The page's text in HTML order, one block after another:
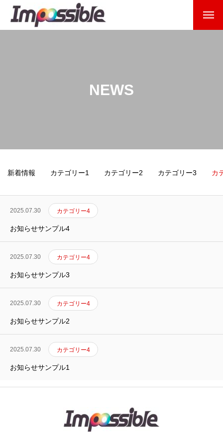
RECRUIT
COMPANY
お問い合わせ
TOP RECRUIT BUSINESS
NEWS
新着情報 カテゴリー1 カテゴリー2 カテゴリー3 カ
2025.07.30 カテゴリー4
お知らせサンプル4
2025.07.30 カテゴリー4
お知らせサンプル3
2025.07.30 カテゴリー4
お知らせサンプル2
2025.07.30 カテゴリー4
お知らせサンプル1